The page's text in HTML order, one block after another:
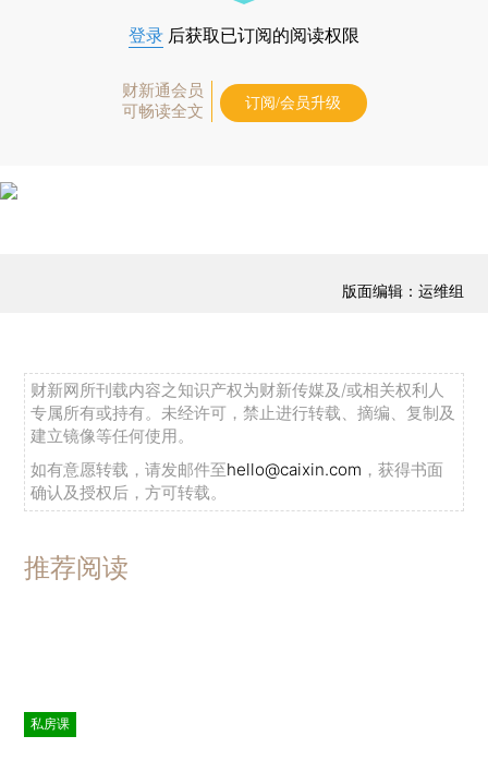
登录 后获取已订阅的阅读权限
财新通会员
可畅读全文
订阅/会员升级
版面编辑：运维组
财新网所刊载内容之知识产权为财新传媒及/或相关权利人
专属所有或持有。未经许可，禁止进行转载、摘编、复制及
建立镜像等任何使用。
如有意愿转载，请发邮件至hello@caixin.com ，获得书面
确认及授权后，方可转载。
推荐阅读
私房课